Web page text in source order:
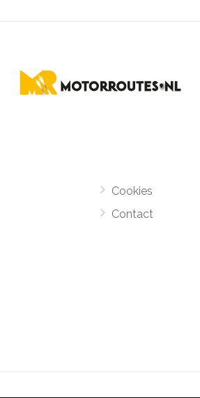
Cookies
Contact